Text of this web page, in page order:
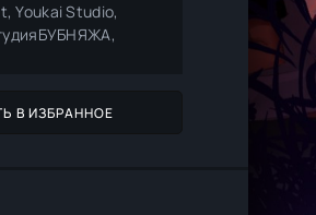
Youkai Studio,
В ИЗБРАННОЕ